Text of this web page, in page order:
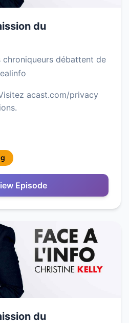
du
chroniqueurs débattent de
acast.com/privacy
Episode
du